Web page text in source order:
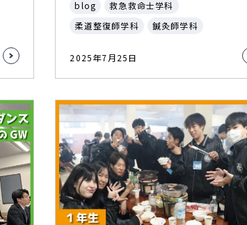
blog
救急救命士学科
柔道整復師学科
鍼灸師学科
2025年7月25日